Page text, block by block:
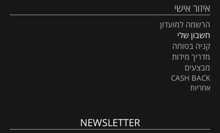
איזור אישי
הרשמה למועדון
חשבון שלי
קניה בטוחה
מדריך מידות
מבצעים
CASH BACK
אחריות
NEWSLETTER